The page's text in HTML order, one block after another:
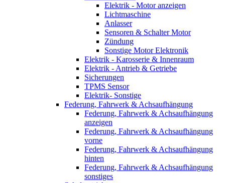
Elektrik - Motor anzeigen
Lichtmaschine
Anlasser
Sensoren & Schalter Motor
Zündung
Sonstige Motor Elektronik
Elektrik - Karosserie & Innenraum
Elektrik - Antrieb & Getriebe
Sicherungen
TPMS Sensor
Elektrik- Sonstige
Federung, Fahrwerk & Achsaufhängung
Federung, Fahrwerk & Achsaufhängung
anzeigen
Federung, Fahrwerk & Achsaufhängung
vorne
Federung, Fahrwerk & Achsaufhängung
hinten
Federung, Fahrwerk & Achsaufhängung
sonstiges